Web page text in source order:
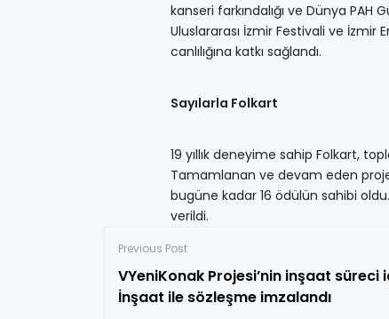
kanseri farkındalığı ve Dünya
Uluslararası İzmir Festivali ve
canlılığına katkı sağlandı.
Sayılarla Folkart
19 yıllık deneyime sahip Folkart,
Tamamlanan ve devam eden
bugüne kadar 16 ödülün sahibi
verildi.
Previous Post
VYeniKonak Projesi’nin inşaat süreci
İnşaat ile sözleşme imzalandı